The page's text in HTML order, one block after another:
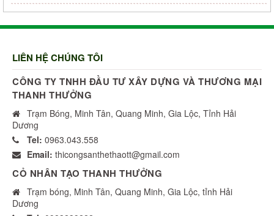
LIÊN HỆ CHÚNG TÔI
CÔNG TY TNHH ĐẦU TƯ XÂY DỰNG VÀ THƯƠNG MẠI
THANH THƯỞNG
Trạm Bóng, Minh Tân, Quang Minh, Gia Lộc, Tỉnh Hải
Dương
Tel: 0963.043.558
Email: thicongsanthethaott@gmail.com
CỎ NHÂN TẠO THANH THƯỞNG
Trạm bóng, Minh Tân, Quang Minh, Gia Lộc, tỉnh Hải
Dương